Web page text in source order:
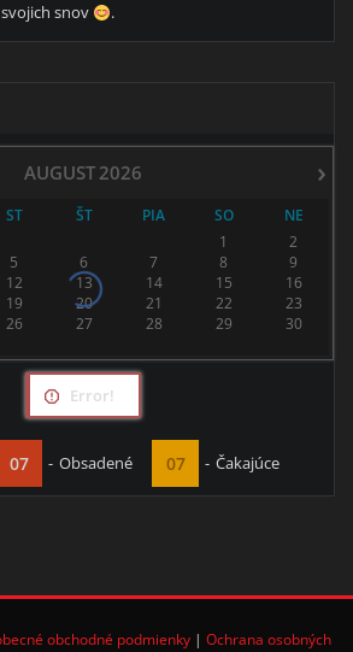
snov
.
›
AUGUST 2026
ST ŠT PIA SO
NE
1
2
5 6 7 8
9
12 13 14 15
16
19 20 21 22
23
26 27 28 29
30
Error!
07 - Obsadené 07 - Čakajúce
obchodné podmienky| Ochrana osobných